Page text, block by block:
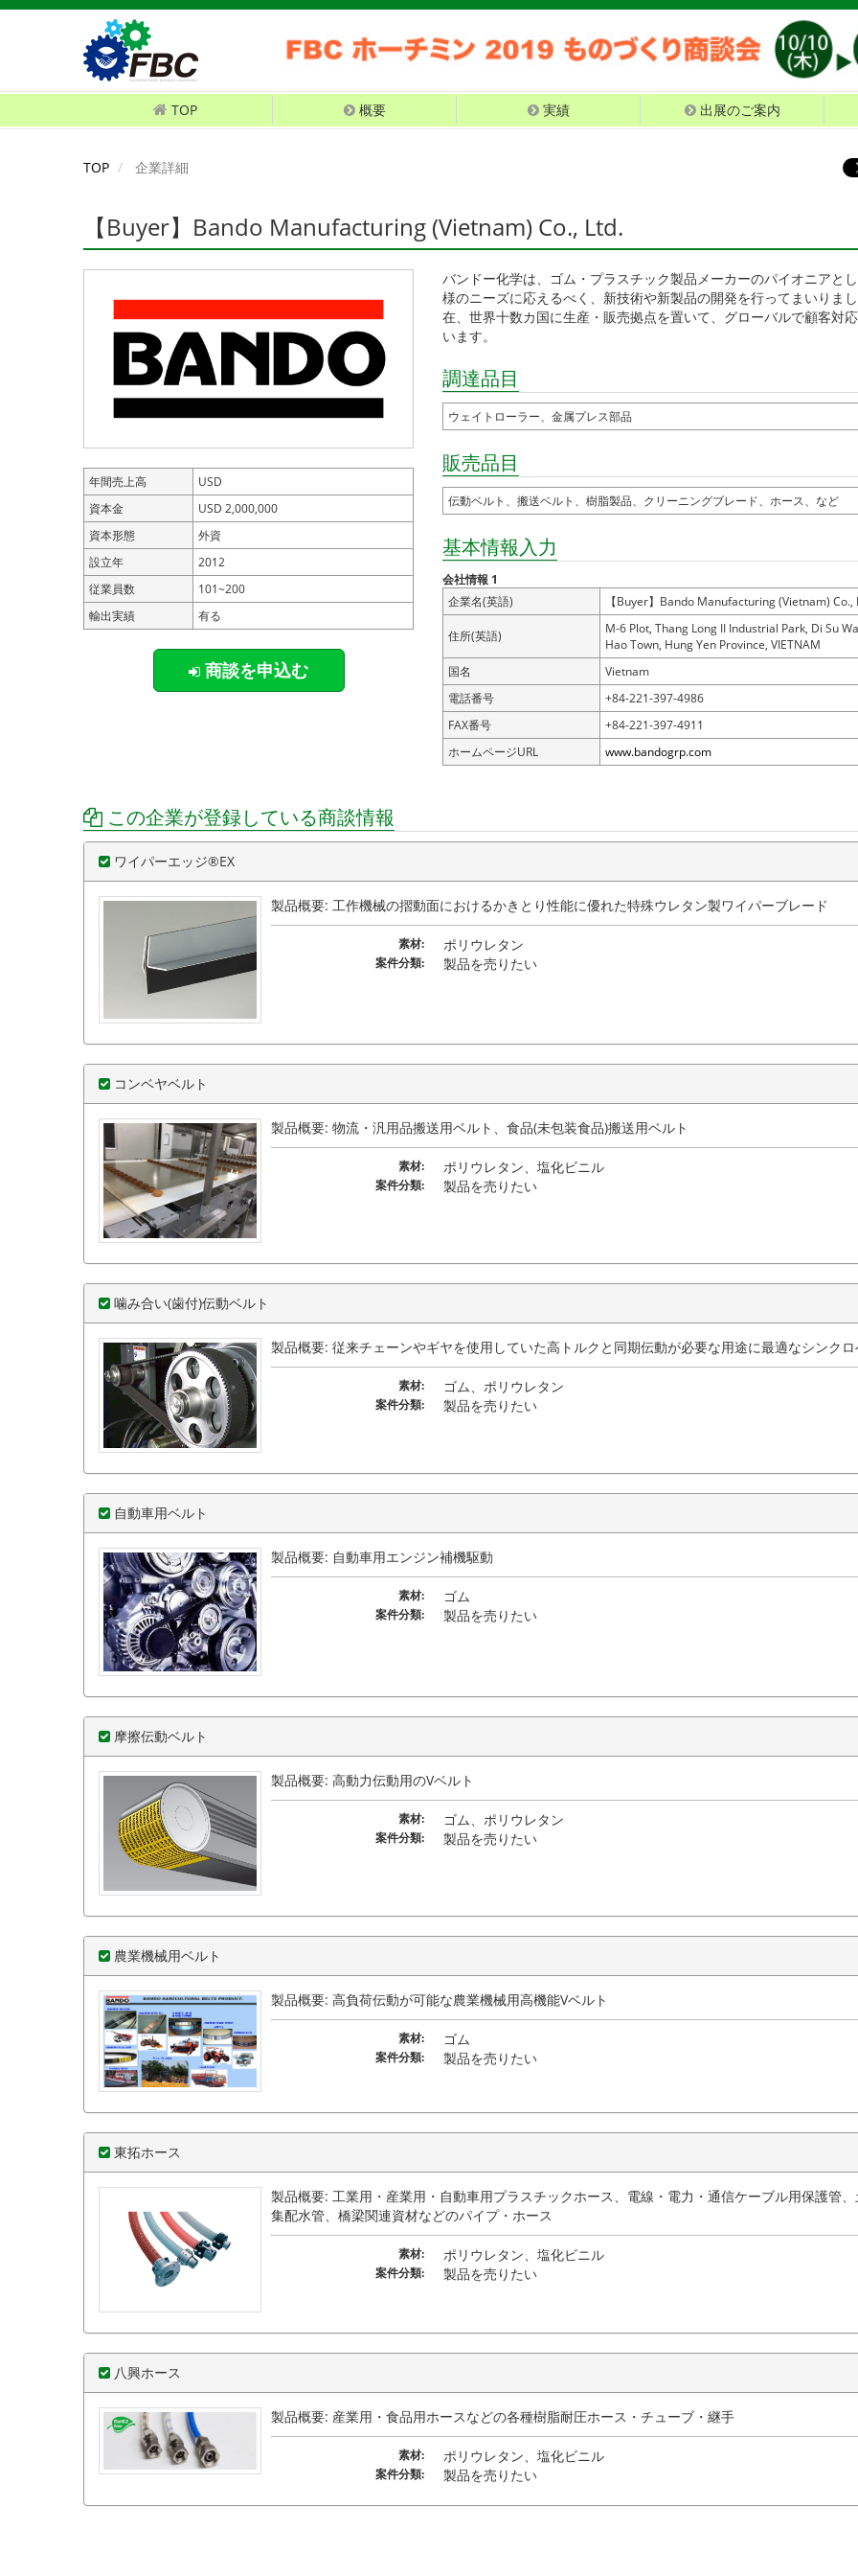
TOP 概要 実績 出展のご案内
TOP 企業詳細
【Buyer】Bando Manufacturing (Vietnam) Co., Ltd.
年間売上高
USD
資本金
USD 2,000,000
資本形態
外資
設立年
2012
従業員数
101~200
輸出実績
有る
商談を申込む
バンドー化学は、ゴム・プラスチック製品メーカーのパイオニアと
様のニーズに応えるべく、新技術や新製品の開発を行ってまいりま
在、世界十数カ国に生産・販売拠点を置いて、グローバルで顧客対
います。
調達品目
ウェイトローラー、金属プレス部品
販売品目
伝動ベルト、搬送ベルト、樹脂製品、クリーニングブレード、ホース、など
基本情報入力
会社情報 1
企業名(英語)
【Buyer】Bando Manufacturing (Vietnam) Co.,
住所(英語)
M-6 Plot, Thang Long II Industrial Park, Di Su
Hao Town, Hung Yen Province, VIETNAM
国名
Vietnam
電話番号
+84-221-397-4986
FAX番号
+84-221-397-4911
ホームページURL
www.bandogrp.com
この企業が登録している商談情報
ワイパーエッジ®EX
製品概要: 工作機械の摺動面におけるかきとり性能に優れた特殊ウレタン製ワイパーブレード
素材: ポリウレタン
案件分類: 製品を売りたい
コンベヤベルト
製品概要: 物流・汎用品搬送用ベルト、食品(未包装食品)搬送用ベルト
素材: ポリウレタン、塩化ビニル
案件分類: 製品を売りたい
噛み合い(歯付)伝動ベルト
製品概要: 従来チェーンやギヤを使用していた高トルクと同期伝動が必要な用途に最適なシンク
素材: ゴム、ポリウレタン
案件分類: 製品を売りたい
自動車用ベルト
製品概要: 自動車用エンジン補機駆動
素材: ゴム
案件分類: 製品を売りたい
摩擦伝動ベルト
製品概要: 高動力伝動用のVベルト
素材: ゴム、ポリウレタン
案件分類: 製品を売りたい
農業機械用ベルト
製品概要: 高負荷伝動が可能な農業機械用高機能Vベルト
素材: ゴム
案件分類: 製品を売りたい
東拓ホース
製品概要: 工業用・産業用・自動車用プラスチックホース、電線・電力・通信ケーブル用保護管
集配水管、橋梁関連資材などのパイプ・ホース
素材: ポリウレタン、塩化ビニル
案件分類: 製品を売りたい
八興ホース
製品概要: 産業用・食品用ホースなどの各種樹脂耐圧ホース・チューブ・継手
素材: ポリウレタン、塩化ビニル
案件分類: 製品を売りたい